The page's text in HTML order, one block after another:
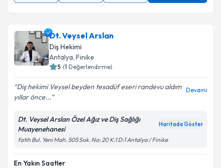
Dt. Veysel Arslan
Diş Hekimi
Antalya, Finike
5 (1 Değerlendirme)
Diş hekimi Veysel beyden tesadüf eseri randevu aldım
yıllar önce...
Devamı
Dt. Veysel Arslan Özel Ağız ve Diş Sağlığı
Muayenehanesi
Haritada Göster
fatih Bul. Yeni Mah. 505 Sok. No: 20 K:1 D:1 Antalya / Finike
En Yakın Saatler